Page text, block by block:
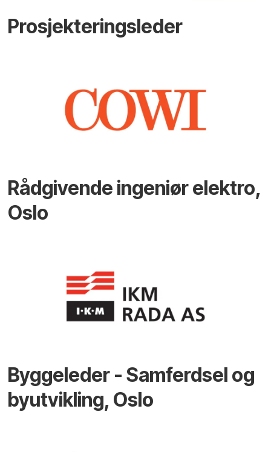
Prosjekteringsleder
Rådgivende ingeniør elektro,
Oslo
Byggeleder - Samferdsel og
byutvikling, Oslo